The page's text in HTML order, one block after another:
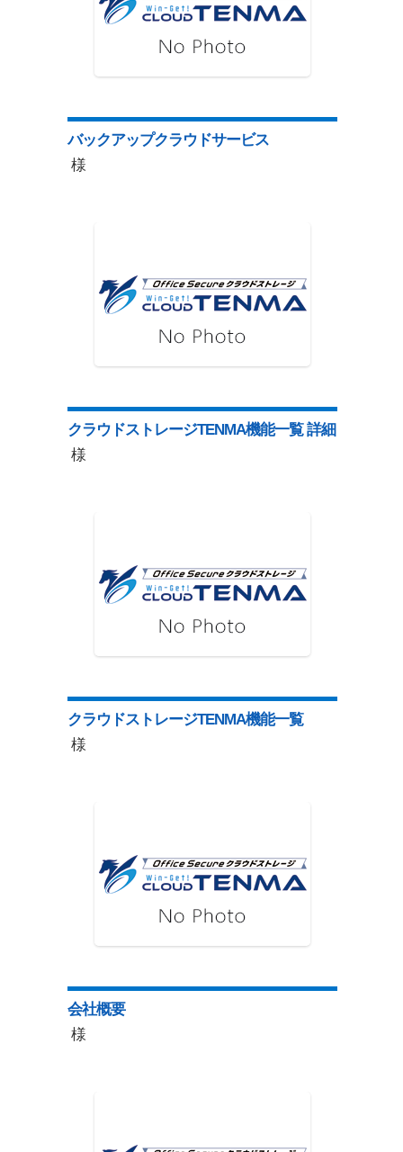
バックアップクラウドサービス
様
クラウドストレージTENMA機能一覧 詳細
様
クラウドストレージTENMA機能一覧
様
会社概要
様